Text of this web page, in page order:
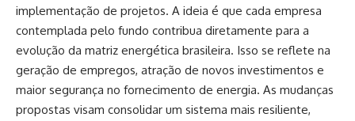
implementação de projetos. A ideia é que cada empresa
contemplada pelo fundo contribua diretamente para a
evolução da matriz energética brasileira. Isso se reflete na
geração de empregos, atração de novos investimentos e
maior segurança no fornecimento de energia. As mudanças
propostas visam consolidar um sistema mais resiliente,